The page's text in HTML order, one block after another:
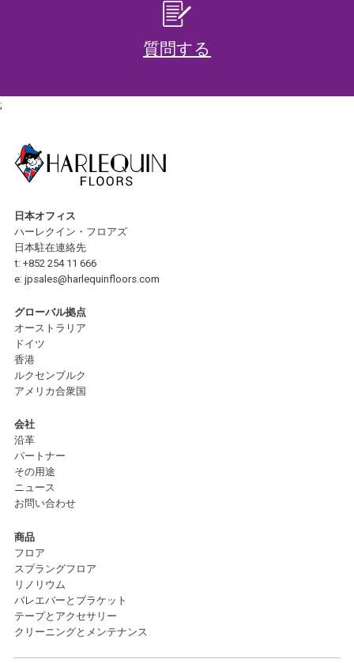
質問する
;
日本オフィス
ハーレクイン・フロアズ
日本駐在連絡先
t: +852 254 11 666
e: jpsales@harlequinfloors.com
グローバル拠点
オーストラリア
ドイツ
香港
ルクセンブルク
アメリカ合衆国
会社
沿革
パートナー
その用途
ニュース
お問い合わせ
商品
フロア
スプラングフロア
リノリウム
バレエバーとブラケット
テープとアクセサリー
クリーニングとメンテナンス